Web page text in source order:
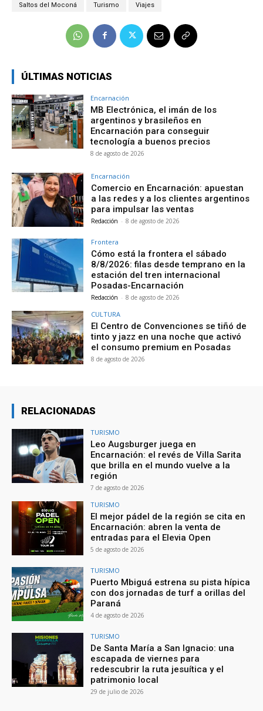
Saltos del Moconá Turismo Viajes
ÚLTIMAS NOTICIAS
Encarnación
MB Electrónica, el imán de los
argentinos y brasileños en
Encarnación para conseguir
tecnología a buenos precios
8 de agosto de 2026
Encarnación
Comercio en Encarnación: apuestan
a las redes y a los clientes argentinos
para impulsar las ventas
Redacción - 8 de agosto de 2026
Frontera
Cómo está la frontera el sábado
8/8/2026: filas desde temprano en la
estación del tren internacional
Posadas-Encarnación
Redacción - 8 de agosto de 2026
CULTURA
El Centro de Convenciones se tiñó de
tinto y jazz en una noche que activó
el consumo premium en Posadas
8 de agosto de 2026
RELACIONADAS
TURISMO
Leo Augsburger juega en
Encarnación: el revés de Villa Sarita
que brilla en el mundo vuelve a la
región
7 de agosto de 2026
TURISMO
El mejor pádel de la región se cita en
Encarnación: abren la venta de
entradas para el Elevia Open
5 de agosto de 2026
TURISMO
Puerto Mbiguá estrena su pista hípica
con dos jornadas de turf a orillas del
Paraná
4 de agosto de 2026
TURISMO
De Santa María a San Ignacio: una
escapada de viernes para
redescubrir la ruta jesuítica y el
patrimonio local
29 de julio de 2026